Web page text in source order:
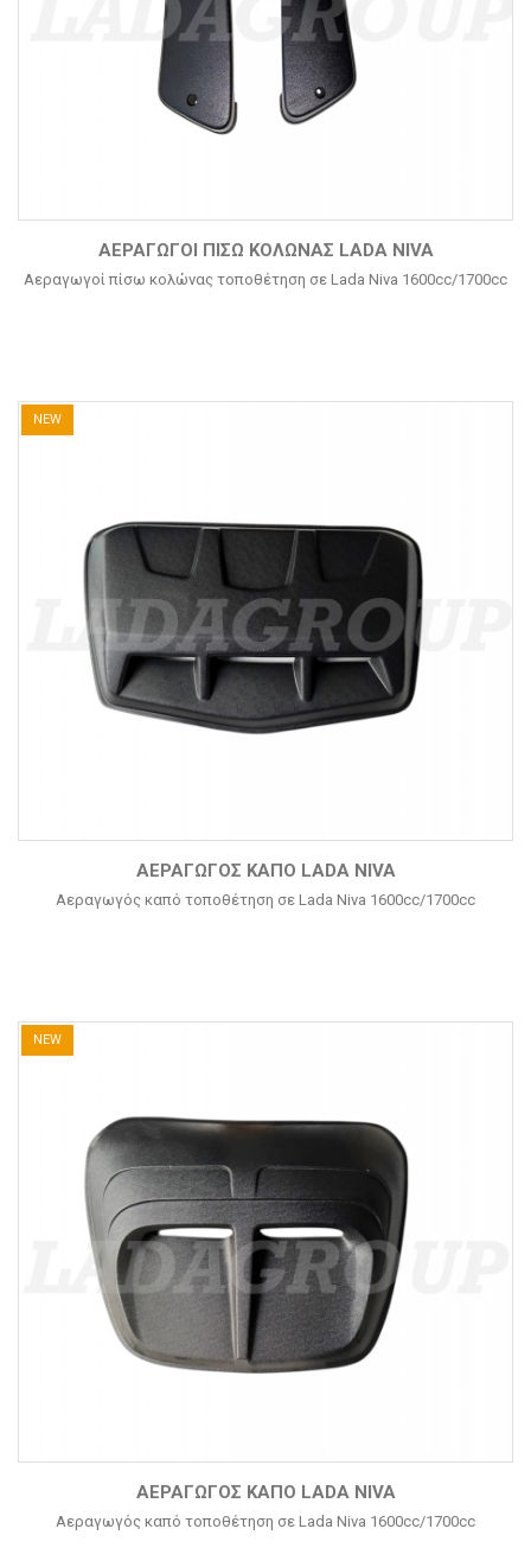
ΑΕΡΑΓΩΓΟΊ ΠΊΣΩ ΚΟΛΏΝΑΣ LADA NIVA
Αεραγωγοί πίσω κολώνας τοποθέτηση σε Lada Niva 1600cc/1700cc
NEW
ΑΕΡΑΓΩΓΌΣ ΚΑΠΌ LADA NIVA
Αεραγωγός καπό τοποθέτηση σε Lada Niva 1600cc/1700cc
NEW
ΑΕΡΑΓΩΓΌΣ ΚΑΠΌ LADA NIVA
Αεραγωγός καπό τοποθέτηση σε Lada Niva 1600cc/1700cc